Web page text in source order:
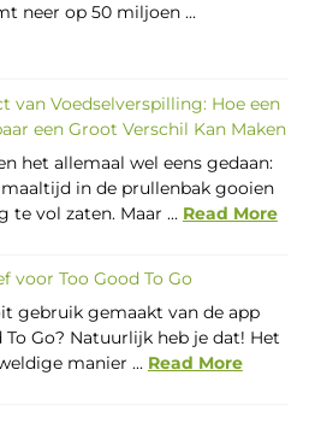
neer op 50 miljoen ...
van Voedselverspilling: Hoe een
een Groot Verschil Kan Maken
het allemaal wel eens gedaan:
in de prullenbak gooien
vol zaten. Maar ... Read More
voor Too Good To Go
gebruik gemaakt van de app
To Go? Natuurlijk heb je dat! Het
manier ... Read More